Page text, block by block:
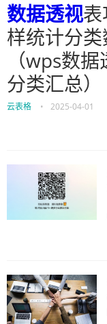
数据透视
样统计分
（wps数
分类汇总）
云表格 • 2025-04-01